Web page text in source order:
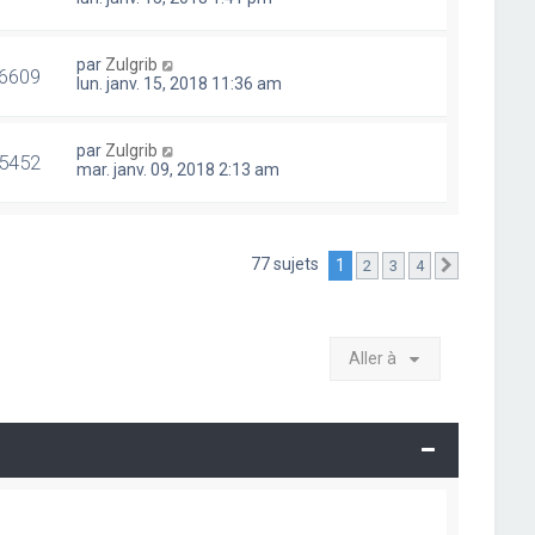
par Zulgrib
lun. janv. 15, 2018 11:36 am
par Zulgrib
mar. janv. 09, 2018 2:13 am
77 sujets 1 2 3 4
Aller à